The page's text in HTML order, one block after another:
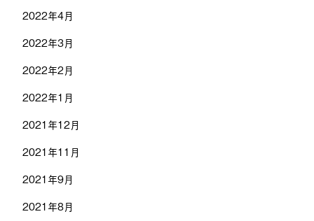
2022年4月
2022年3月
2022年2月
2022年1月
2021年12月
2021年11月
2021年9月
2021年8月